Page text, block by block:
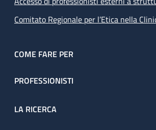
Comitato Regionale per l’Etica nella
COME FARE PER
PROFESSIONISTI
LA RICERCA